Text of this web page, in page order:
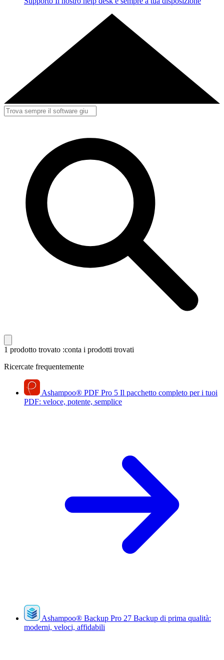
1 prodotto trovato :conta i prodotti trovati
Ricercate frequentemente
Ashampoo® PDF Pro 5 Il pacchetto completo per i tuoi
PDF: veloce, potente, semplice
Ashampoo® Backup Pro 27 Backup di prima qualità:
moderni, veloci, affidabili